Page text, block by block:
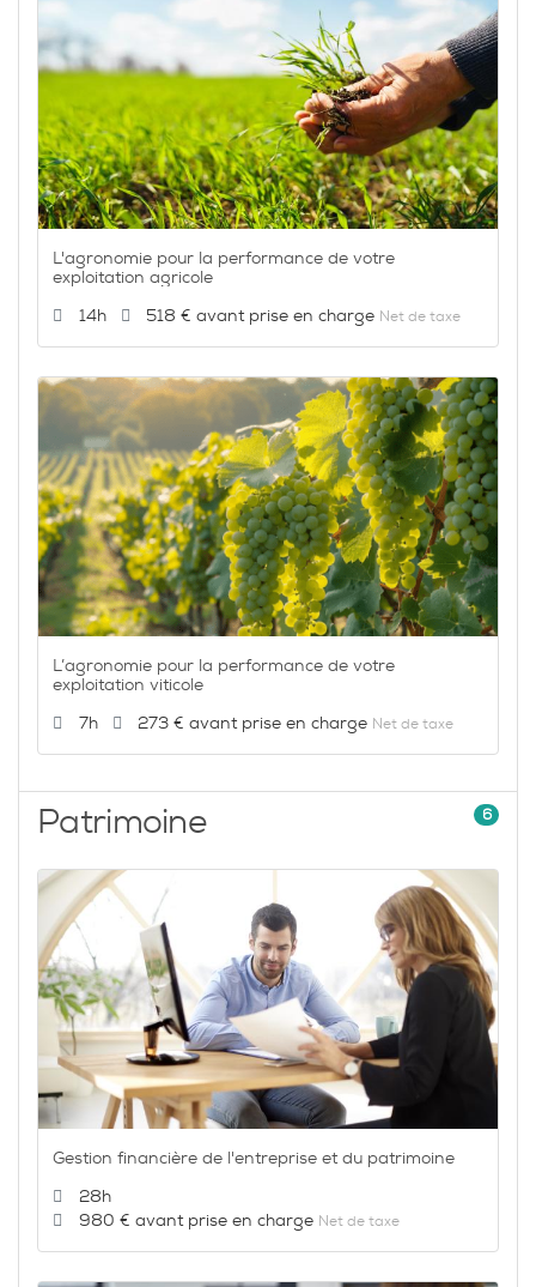
L'agronomie pour la performance de votre
exploitation agricole
Durée :
14h Prix :
518 € Net de taxe
L’agronomie pour la performance de votre
exploitation viticole
Durée :
7h Prix :
273 € Net de taxe
Patrimoine 6
Gestion financière de l'entreprise et du patrimoine
Durée :
28h
Prix :
980 € Net de taxe